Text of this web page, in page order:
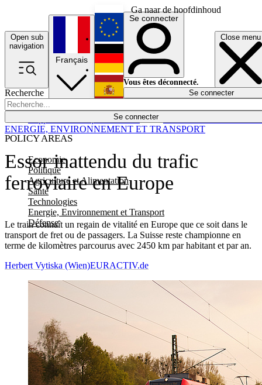
Ga naar de hoofdinhoud
Open sub
navigation
Close menu
Recherche
Se connecter
POLICY AREAS
Economie
Politique
Agriculture et Alimentation
Santé
Technologies
Energie, Environnement et Transport
Défense
Économie
Français
English
Deutsch
Español
Se connecter
Vous êtes déconnecté.
Se connecter
Essor inattendu du trafic
ferroviaire en Europe
Le train connaît un regain de vitalité en Europe que ce soit dans le
transport de fret ou de passagers. La Suisse reste championne en
terme de kilomètres parcourus avec 2450 km par habitant et par an.
ENERGIE, ENVIRONNEMENT ET TRANSPORT
Herbert Vytiska (Wien)EURACTIV.de